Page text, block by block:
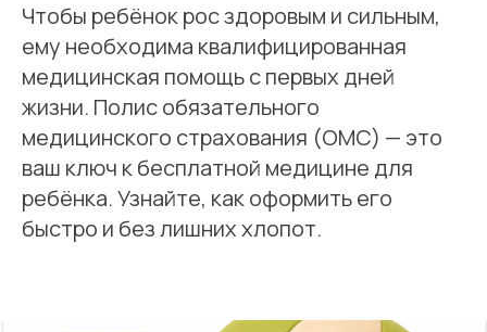
Чтобы ребёнок рос здоровым и сильным,
ему необходима квалифицированная
медицинская помощь с первых дней
жизни. Полис обязательного
медицинского страхования (ОМС) — это
ваш ключ к бесплатной медицине для
ребёнка. Узнайте, как оформить его
быстро и без лишних хлопот.